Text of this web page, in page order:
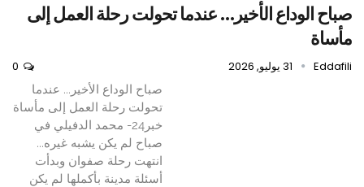
صباح الوداع الأخير… عندما تحولت رحلة العمل إلى
مأساة
Eddafili 31 يوليو, 2026
صباح الوداع الأخير... عندما
تحولت رحلة العمل إلى مأساة
خبر24- محمد الدفيلي في
صباح لم يكن يشبه غيره...
انتهت رحلة صفوان وبدأت
أسئلة مدينة بأكملها لم يكن